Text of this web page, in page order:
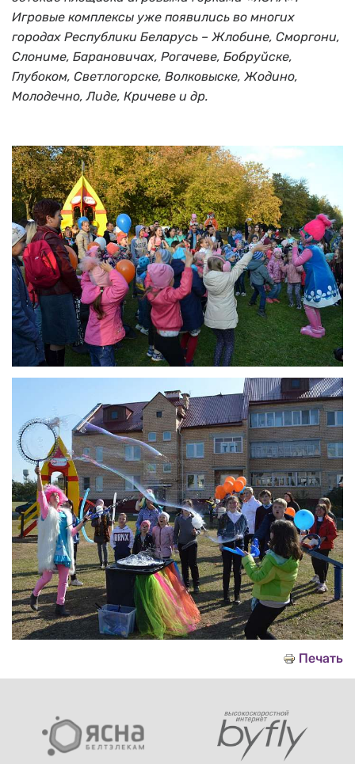
Игровые комплексы уже появились во многих
городах Республики Беларусь – Жлобине, Сморгони,
Слониме, Барановичах, Рогачеве, Бобруйске,
Глубоком, Светлогорске, Волковыске, Жодино,
Молодечно, Лиде, Кричеве и др.
Печать